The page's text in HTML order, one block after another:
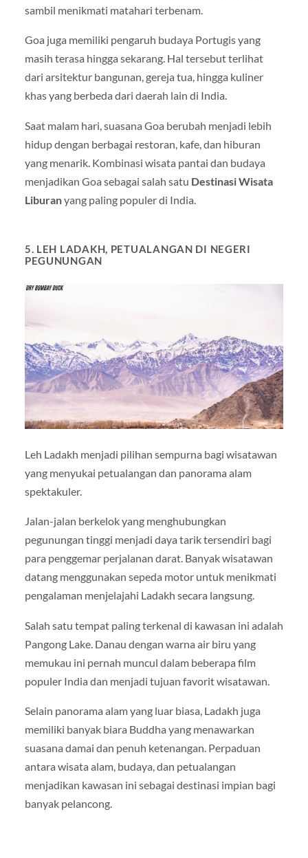
sambil menikmati matahari terbenam.
Goa juga memiliki pengaruh budaya Portugis yang
masih terasa hingga sekarang. Hal tersebut terlihat
dari arsitektur bangunan, gereja tua, hingga kuliner
khas yang berbeda dari daerah lain di India.
Saat malam hari, suasana Goa berubah menjadi lebih
hidup dengan berbagai restoran, kafe, dan hiburan
yang menarik. Kombinasi wisata pantai dan budaya
menjadikan Goa sebagai salah satu Destinasi Wisata
Liburanyang paling populer di India.
5. LEH LADAKH, PETUALANGAN DI NEGERI
PEGUNUNGAN
Leh Ladakh menjadi pilihan sempurna bagi wisatawan
yang menyukai petualangan dan panorama alam
spektakuler.
Jalan-jalan berkelok yang menghubungkan
pegunungan tinggi menjadi daya tarik tersendiri bagi
para penggemar perjalanan darat. Banyak wisatawan
datang menggunakan sepeda motor untuk menikmati
pengalaman menjelajahi Ladakh secara langsung.
Salah satu tempat paling terkenal di kawasan ini adalah
Pangong Lake. Danau dengan warna air biru yang
memukau ini pernah muncul dalam beberapa film
populer India dan menjadi tujuan favorit wisatawan.
Selain panorama alam yang luar biasa, Ladakh juga
memiliki banyak biara Buddha yang menawarkan
suasana damai dan penuh ketenangan. Perpaduan
antara wisata alam, budaya, dan petualangan
menjadikan kawasan ini sebagai destinasi impian bagi
banyak pelancong.